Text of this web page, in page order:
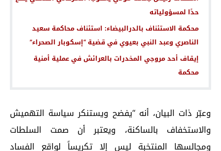
حدًا لمسؤولياته
محكمة الاستئناف بالدرالبيضاء: استئناف محاكمة سعيد
الناصري وعبد النبي بعيوي في قضية “إسكوبار الصحراء”
إيقاف أحد مروجي المخدرات بالعرائش في عملية أمنية
محكمة
وعبّر ذات البيان، أنه “يفضح ويستنكر سياسة التهميش
والاستخفاف بالساكنة، ويعتبر أن صمت السلطات
ومجالسها المنتخبة ليس إلا تكريساً لواقع الفساد